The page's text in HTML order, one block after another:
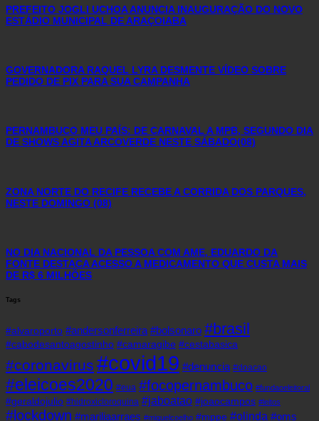
PREFEITO JOGLI UCHOA ANUNCIA INAUGURAÇÃO DO NOVO
ESTÁDIO MUNICIPAL DE ARAÇOIABA
GOVERNADORA RAQUEL LYRA DESMENTE VÍDEO SOBRE
PEDIDO DE PIX PARA SUA CAMPANHA
PERNAMBUCO MEU PAÍS: DE CARNAVAL A MPB, SEGUNDO DIA
DE SHOWS AGITA ARCOVERDE NESTE SÁBADO(08)
ZONA NORTE DO RECIFE RECEBE A CORRIDA DOS PARQUES,
NESTE DOMINGO (08)
NO DIA NACIONAL DA PESSOA COM AME, EDUARDO DA
FONTE DESTACA ACESSO A MEDICAMENTO QUE CUSTA MAIS
DE R$ 6 MILHÕES
Tags
#alvaroporto #andersonferreira #bolsonaro #brasil
#cabodesantoagostinho #camaragibe #cestabasica
#coronavirus #covid19 #denuncia #doacao
#eleicoes2020 #eua #focopernambuco #fundaoeleitoral
#geraldojulio #hidroxicloroquina #jaboatao #joaocampos #leitos
#lockdown #mariliaarraes #miguelcoelho #mppe #olinda #oms